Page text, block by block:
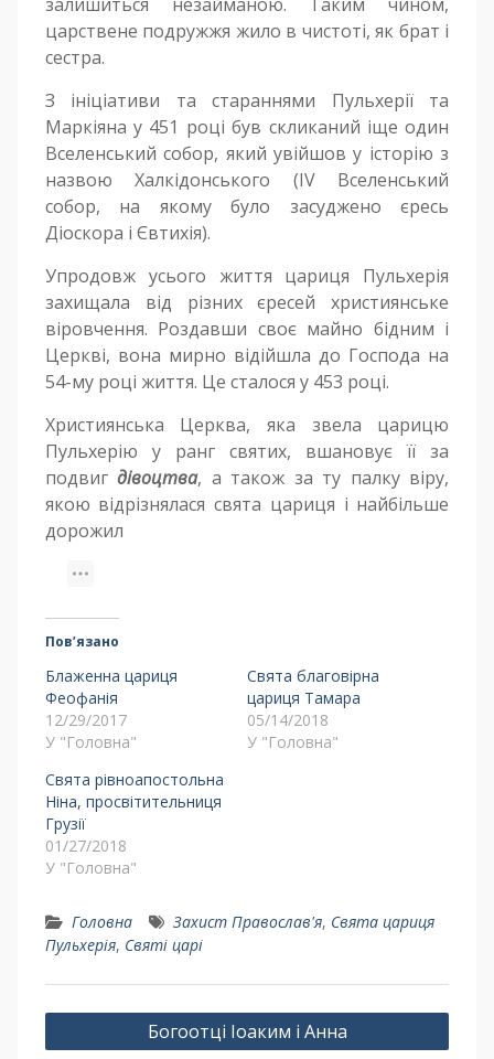
царствене подружжя жило в чистоті, як брат і
сестра.
З ініціативи та стараннями Пульхерії та
Маркіяна у 451 році був скликаний іще один
Вселенський собор, який увійшов у історію з
назвою Халкідонського (IV Вселенський
собор, на якому було засуджено єресь
Діоскора і Євтихія).
Упродовж усього життя цариця Пульхерія
захищала від різних єресей християнське
віровчення. Роздавши своє майно бідним і
Церкві, вона мирно відійшла до Господа на
54-му році життя. Це сталося у 453 році.
Християнська Церква, яка звела царицю
Пульхерію у ранг святих, вшановує її за
подвигдівоцтва, а також за ту палку віру,
якою відрізнялася свята цариця і найбільше
дорожил
Пов’язано
Блаженна цариця
Феофанія
12/29/2017
У "Головна"
Свята благовірна
цариця Тамара
05/14/2018
У "Головна"
Свята рівноапостольна
Ніна, просвітительниця
Грузії
01/27/2018
У "Головна"
Головна Захист Православ'я, Свята цариця
Пульхерія, Святі царі
Богоотці Іоаким і Анна